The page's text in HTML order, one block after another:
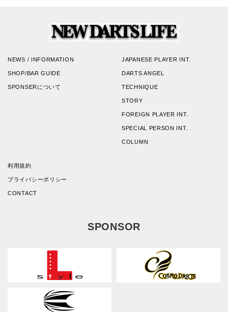
NEWS / INFORMATION
SHOP/BAR GUIDE
SPONSERについて
JAPANESE PLAYER INT.
DARTS ANGEL
TECHNIQUE
STORY
FOREIGN PLAYER INT.
SPECIAL PERSON INT.
COLUMN
利用規約
プライバシーポリシー
CONTACT
SPONSOR